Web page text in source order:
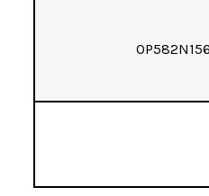
OP582N156